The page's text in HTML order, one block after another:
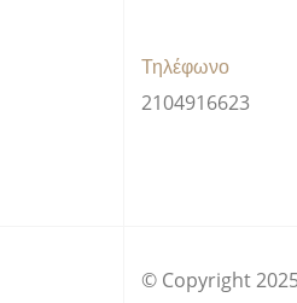
Τηλέφωνο
2104916623
© Copyright